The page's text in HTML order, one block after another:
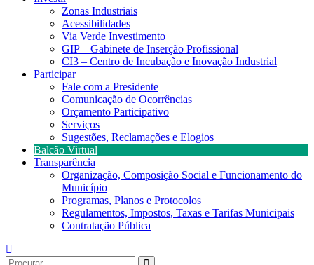
Zonas Industriais
Acessibilidades
Via Verde Investimento
GIP – Gabinete de Inserção Profissional
CI3 – Centro de Incubação e Inovação Industrial
Participar
Fale com a Presidente
Comunicação de Ocorrências
Orçamento Participativo
Serviços
Sugestões, Reclamações e Elogios
Balcão Virtual
Transparência
Organização, Composição Social e Funcionamento do
Município
Programas, Planos e Protocolos
Regulamentos, Impostos, Taxas e Tarifas Municipais
Contratação Pública